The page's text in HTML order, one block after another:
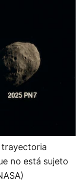
trayectoria
no está sujeto